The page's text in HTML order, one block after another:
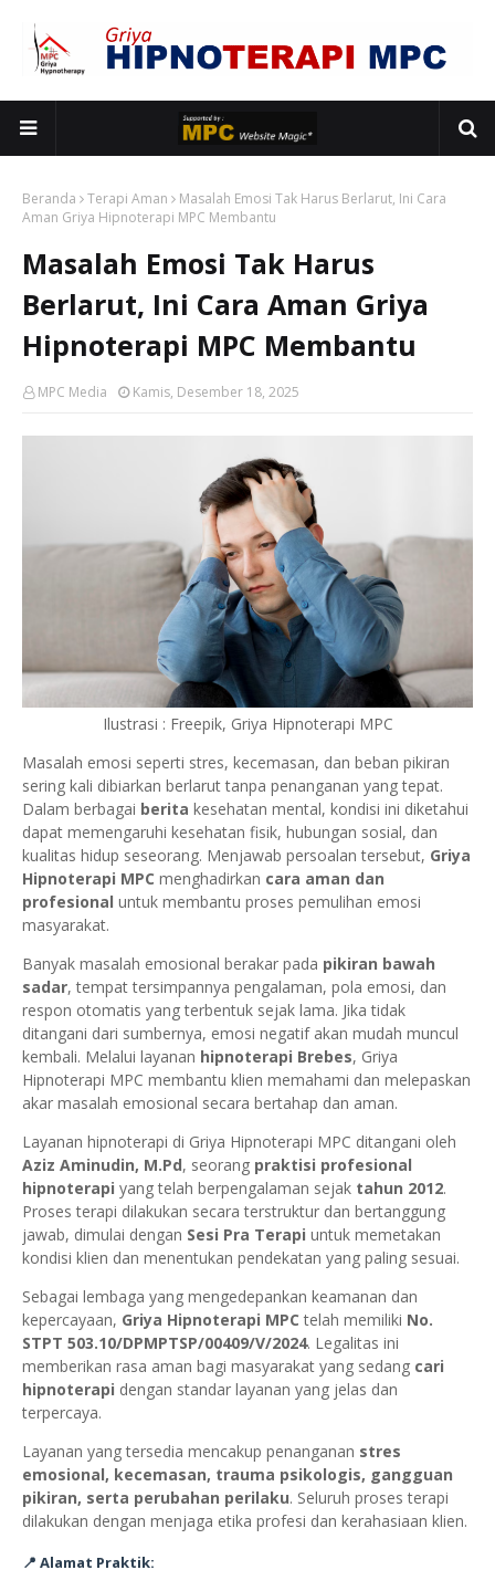
Beranda Terapi Aman
Masalah Emosi Tak Harus Berlarut, Ini Cara
Aman Griya Hipnoterapi MPC Membantu
Masalah Emosi Tak Harus
Berlarut, Ini Cara Aman Griya
Hipnoterapi MPC Membantu
MPC Media Kamis, Desember 18, 2025
Ilustrasi : Freepik, Griya Hipnoterapi MPC
Masalah emosi seperti stres, kecemasan, dan beban pikiran
sering kali dibiarkan berlarut tanpa penanganan yang tepat.
Dalam berbagai berita kesehatan mental, kondisi ini diketahui
dapat memengaruhi kesehatan fisik, hubungan sosial, dan
kualitas hidup seseorang. Menjawab persoalan tersebut, Griya
Hipnoterapi MPC menghadirkan cara aman dan
profesional untuk membantu proses pemulihan emosi
masyarakat.
Banyak masalah emosional berakar pada pikiran bawah
sadar, tempat tersimpannya pengalaman, pola emosi, dan
respon otomatis yang terbentuk sejak lama. Jika tidak
ditangani dari sumbernya, emosi negatif akan mudah muncul
kembali. Melalui layanan hipnoterapi Brebes, Griya
Hipnoterapi MPC membantu klien memahami dan melepaskan
akar masalah emosional secara bertahap dan aman.
Layanan hipnoterapi di Griya Hipnoterapi MPC ditangani oleh
Aziz Aminudin, M.Pd, seorang praktisi profesional
hipnoterapi yang telah berpengalaman sejak tahun 2012.
Proses terapi dilakukan secara terstruktur dan bertanggung
jawab, dimulai dengan Sesi Pra Terapi untuk memetakan
kondisi klien dan menentukan pendekatan yang paling sesuai.
Sebagai lembaga yang mengedepankan keamanan dan
kepercayaan, Griya Hipnoterapi MPC telah memiliki No.
STPT 503.10/DPMPTSP/00409/V/2024. Legalitas ini
memberikan rasa aman bagi masyarakat yang sedang cari
hipnoterapi dengan standar layanan yang jelas dan
terpercaya.
Layanan yang tersedia mencakup penanganan stres
emosional, kecemasan, trauma psikologis, gangguan
pikiran, serta perubahan perilaku. Seluruh proses terapi
dilakukan dengan menjaga etika profesi dan kerahasiaan klien.
📍 Alamat Praktik: